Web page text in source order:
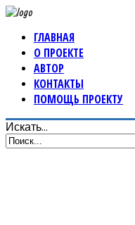
ГЛАВНАЯ
О ПРОЕКТЕ
АВТОР
КОНТАКТЫ
ПОМОЩЬ ПРОЕКТУ
Искать...